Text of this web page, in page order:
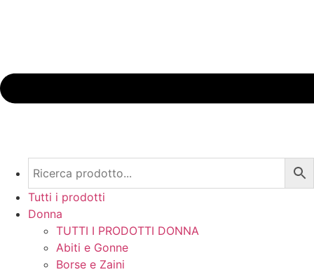
Tutti i prodotti
Donna
TUTTI I PRODOTTI DONNA
Abiti e Gonne
Borse e Zaini